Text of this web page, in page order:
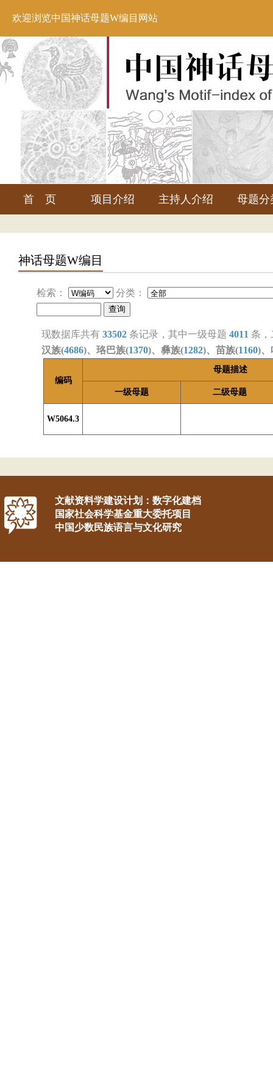
欢迎浏览中国神话母题W编目网站
首 页 项目介绍 主持人介绍 母题分
神话母题W编目
检索： 分类：
现数据库共有 33502 条记录，其中一级母题 4011 条
汉族(4686)、珞巴族(1370)、彝族(1282)、苗族(1160)、
编码
母题描述
一级母题 二级母题
W5064.3
文献资料学建设计划：数字化建档
国家社会科学基金重大委托项目
中国少数民族语言与文化研究